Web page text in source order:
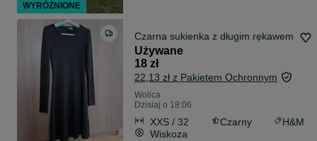
Czarna sukienka z długim rękawem
Używane
18 zł
22,13 zł z Pakietem Ochronnym
Wolica
Dzisiaj o 18:06
XXS / 32 Czarny
H&M
Wiskoza
WYRÓŻNIONE